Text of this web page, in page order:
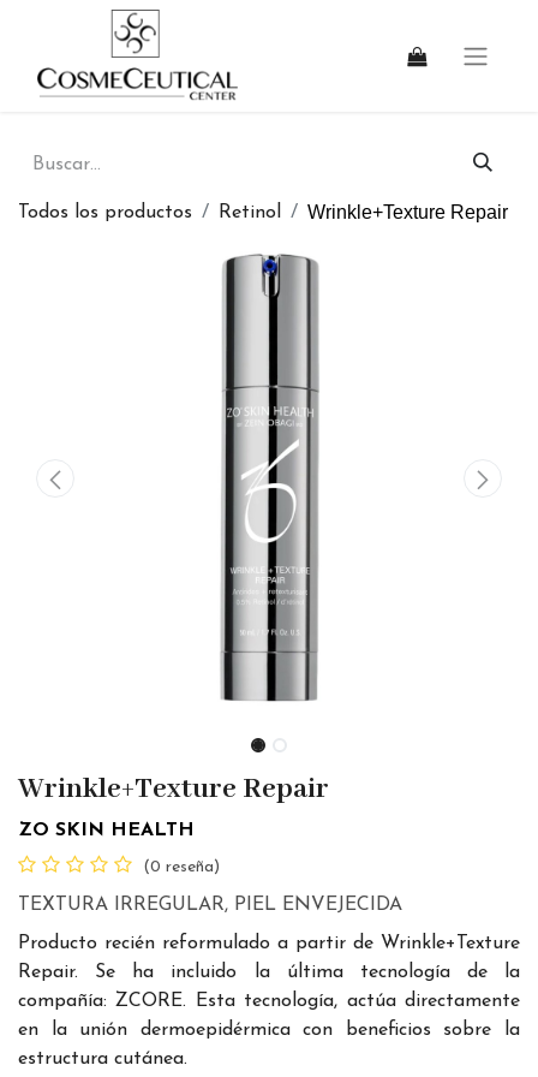
Todos los productos Retinol Wrinkle+Texture Repair
Wrinkle+Texture Repair
ZO SKIN HEALTH
(0 reseña)
TEXTURA IRREGULAR, PIEL ENVEJECIDA
Producto recién reformulado a partir de Wrinkle+Texture
Repair. Se ha incluido la última tecnología de la
compañía: ZCORE. Esta tecnología, actúa directamente
en la unión dermoepidérmica con beneficios sobre la
estructura cutánea.